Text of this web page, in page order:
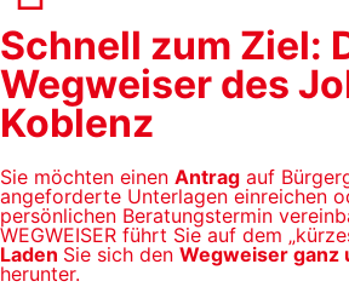
Schnell zum Ziel:
Wegweiser des
Koblenz
Sie möchten einen Antrag auf
angeforderte Unterlagen einreichen
persönlichen Beratungstermin
WEGWEISER führt Sie auf dem
Laden Sie sich den Wegweiser ganz
herunter.